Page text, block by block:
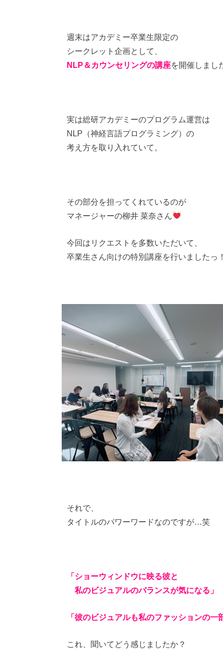
週末はアカデミー卒業生限定の
シークレット企画として、
NLP＆カウンセリングの講座を開催しまし
実は総研アカデミーのプログラム運営は
NLP（神経言語プログラミング）の
考え方を取り入れていて。
その部分を担ってくれているのが
マネージャーの柳井 菜奈さん
今回はリクエストを多数いただいて、
卒業生さん向けの特別講座を行いましたっ
それで、
タイトルのパワーワードなのですが…笑
「ショーウィンドウに映る彼と
私のビジュアルのバランスが気になる」
「彼のビジュアルも私のファッションの一
これ、聞いてどう感じましたか？